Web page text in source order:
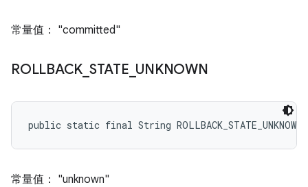
常量值： "committed"
ROLLBACK STATE UNKNOWN
public static final String ROLLBACK_STATE_UNKNOWN
常量值： "unknown"